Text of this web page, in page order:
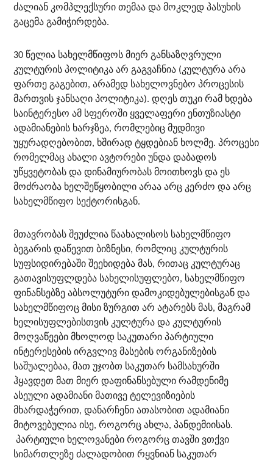
ძალიან კომპლექსური თემაა და მოკლედ პასუხის
გაცემა გამიჭირდება.
30 წელია სახელმწიფოს მიერ განსაზღვრული
კულტურის პოლიტიკა არ გაგვაჩნია (კულტურა არა
ფართე გაგებით, არამედ სახელოვნებო პროცესის
მართვის ჯანსაღი პოლიტიკა). დღეს თუკი რამ ხდება
საინტერესო ამ სფეროში ყველაფერი ენთუზიასტი
ადამიანების ხარჯზეა, რომლებიც მუდმივი
უყურადღებობით, ხშირად ტყდებიან ხოლმე. პროცესი
რომელმაც ახალი ავტორები უნდა დაბადოს
უწყვეტობას და დინამიურობას მოითხოვს და ეს
მოძრაობა ხელშეწყობილი არაა არც კერძო და არც
სახელმწიფო სექტორისგან.
მთავრობას შეუძლია წაახალისოს სახელმწიფო
ბეგარის დაწევით ბიზნესი, რომლიც კულტურის
სუფსიდირებაში შეეხიდება მას, რითაც კულტურაც
გათავისუფლდება სახელისუფლებო, სახელმწიფო
ფინანსებზე აბსოლუტური დამოკიდებულებისგან და
სახელმწიფოც მისი ზურგით არ ატარებს მას, მაგრამ
ხელისუფლებისთვის კულტურა და კულტურის
მოღვაწეები მხოლოდ საკუთარი პარტიული
ინტერესების ირგვლივ მასების ორგანიზების
საშუალებაა, მათ უჯობთ საკუთარ სამსახურში
ჰყავდეთ მათ მიერ დაფინანსებული რამდენიმე
ასეული ადამიანი მათივე ტელევიზიების
მხარდაჭერით, დანარჩენი ათასობით ადამიანი
მიტოვებულია ისე, როგორც ახლა, პანდემიისას.
პარტიული ხელოვანები როგორც თავში ვთქვი
სიმართლეზე ძალადობით რყვნიან საკუთარ